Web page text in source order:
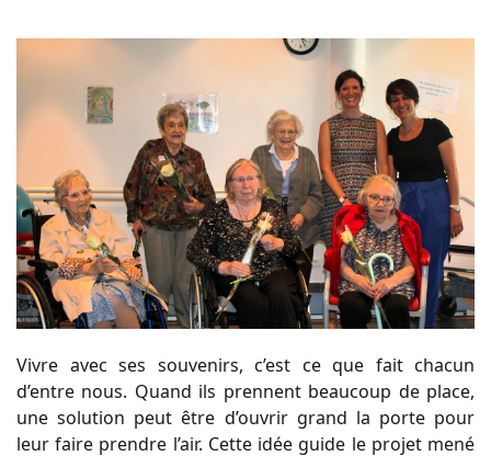
Vivre avec ses souvenirs, c’est ce que fait chacun
d’entre nous. Quand ils prennent beaucoup de place,
une solution peut être d’ouvrir grand la porte pour
leur faire prendre l’air. Cette idée guide le projet mené